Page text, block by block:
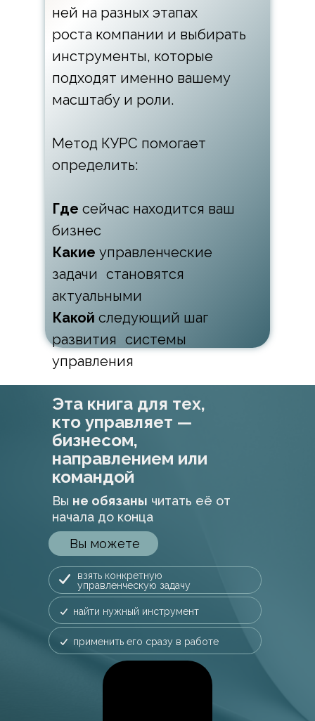
ней на разных этапах
роста компании и выбирать
инструменты, которые
подходят именно вашему
масштабу и роли.
Метод КУРС помогает
определить:
Где сейчас находится ваш
бизнес
Какие управленческие
задачи становятся
актуальными
Какой следующий шаг
развития системы
управления
Эта книга для тех,
кто управляет —
бизнесом,
направлением или
командой
Вы не обязаны читать её от
начала до конца
Вы можете
взять конкретную
управленческую задачу
применить его сразу в работе
найти нужный инструмент